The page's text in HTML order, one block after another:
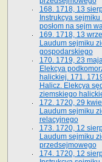
168. 1718, 13
Instrukcya
posłom na sejm
169. 1718, 13
Laudum sejmiku
gospodarskiego
170. 1719, 23
Elekcya
halickiej. 171.
Halicz. Elekcya
ziemskiego
172. 1720, 29
Laudum sejmiku
relacyjnego
173. 1720, 12
Laudum sejmiku
przedsejmowego
174. 1720, 12